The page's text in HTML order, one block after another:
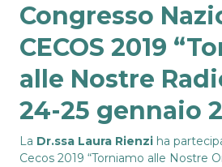
Congresso
CECOS 2019
alle Nostre
24-25 gennaio
La Dr.ssa Laura Rienzi ha
Cecos 2019 “Torniamo alle Nostre